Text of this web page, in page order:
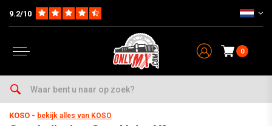
9.2/10
0
Home Tellers
KOSO - bekijk alles van KOSO